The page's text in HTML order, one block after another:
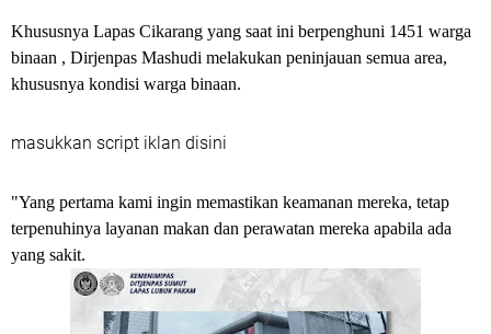
Khususnya Lapas Cikarang yang saat ini berpenghuni 1451 warga
binaan , Dirjenpas Mashudi melakukan peninjauan semua area,
khususnya kondisi warga binaan.
masukkan script iklan disini
"Yang pertama kami ingin memastikan keamanan mereka, tetap
terpenuhinya layanan makan dan perawatan mereka apabila ada
yang sakit.